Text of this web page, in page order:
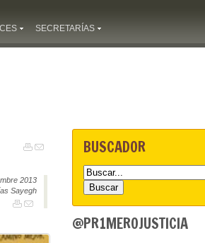
SECRETARÍAS
2013
Sayegh
BUSCADOR
@PR1MEROJUSTICIA